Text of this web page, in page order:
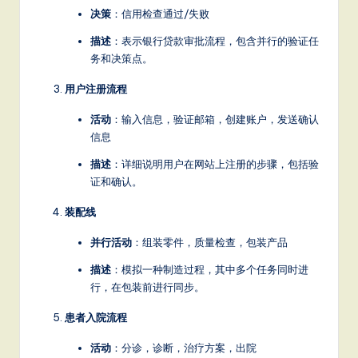
决策 ：信用检查通过/失败
描述 ：表示银行贷款审批流程，包含并行的验证任
务和决策点。
用户注册流程
活动 ：输入信息，验证邮箱，创建账户，发送确认
信息
描述 ：详细说明用户在网站上注册的步骤，包括验
证和确认。
装配线
并行活动 ：组装零件，质量检查，包装产品
描述 ：模拟一种制造过程，其中多个任务同时进
行，在包装前进行同步。
患者入院流程
活动 ：分诊，诊断，治疗方案，出院